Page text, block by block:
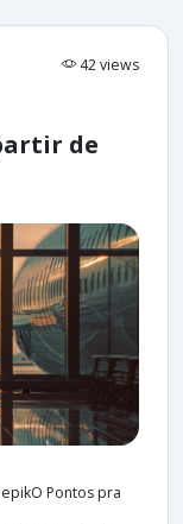
42 views
de
Pontos pra